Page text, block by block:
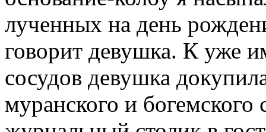
лученных на день
говорит девушка. К уже
сосудов девушка
муранского и богемского